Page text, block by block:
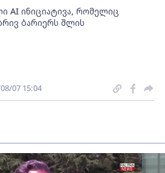
AI ინიციატივა, რომელიც
ბარიერს შლის
07 15:04